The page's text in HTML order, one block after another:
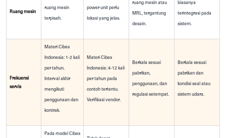
Ruang mesin
ruang mesin
terpisah.
power unit perlu
lokasi yang jelas.
ruang mesin atau
MRL, tergantung
desain.
biasanya
terintegrasi pada
sistem.
Frekuensi
servis
Materi Cibes
Indonesia: 1-2 kali
per tahun.
Interval akhir
mengikuti
penggunaan dan
kontrak.
Materi Cibes
Indonesia: 4-12 kali
per tahun pada
contoh tertentu.
Verifikasi vendor.
Berkala sesuai
pabrikan,
penggunaan, dan
regulasi setempat.
Berkala sesuai
pabrikan dan
kondisi seal atau
sistem udara.
Pada model Cibes